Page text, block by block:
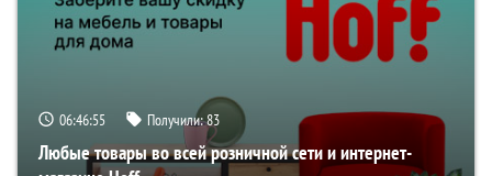
06:46:54 Получили:83
Любые товары во всей розничной сети и интернет-